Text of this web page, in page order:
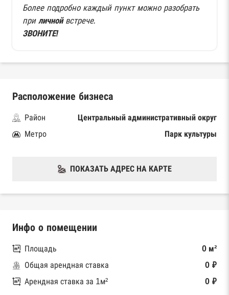
Более подробно каждый пункт можно разобрать
при личнойвстрече.
ЗВОНИТЕ!
Расположение бизнеса
Район
Центральный административный округ
Метро
Парк культуры
ПОКАЗАТЬ АДРЕС НА КАРТЕ
Инфо о помещении
Площадь
0 м²
Общая арендная ставка
0 ₽
Арендная ставка за 1м²
0 ₽